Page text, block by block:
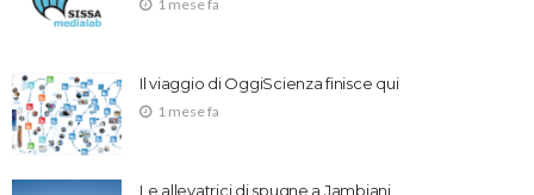
1 mese fa
Il viaggio di OggiScienza finisce qui
1 mese fa
Le allevatrici di spugne a Jambiani